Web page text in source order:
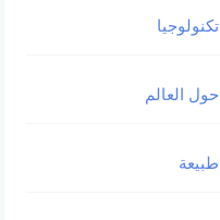
تكنولوجيا
حول العالم
طبيعة